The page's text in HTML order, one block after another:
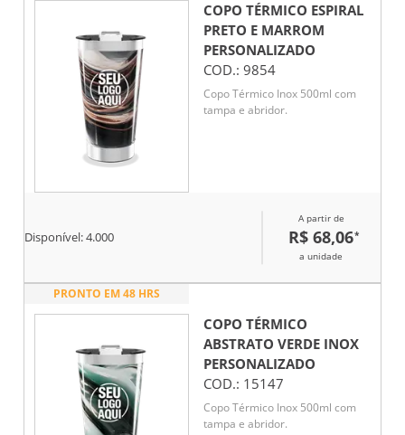
COPO TÉRMICO ESPIRAL
PRETO E MARROM
PERSONALIZADO
COD.: 9854
Copo Térmico Inox 500ml com
tampa e abridor.
Disponível:4.000
A partir de
R$ 68,06*
a unidade
PRONTO EM 48 HRS
COPO TÉRMICO
ABSTRATO VERDE INOX
PERSONALIZADO
COD.: 15147
Copo Térmico Inox 500ml com
tampa e abridor.